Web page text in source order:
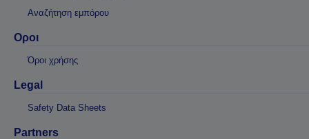
Αναζήτηση εμπόρου
Οροι
Όροι χρήσης
Legal
Safety Data Sheets
Partners